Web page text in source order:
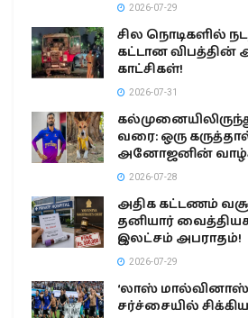
2026-07-29
சில நொடிகளில்
கட்டான விபத்தின்
காட்சிகள்!
2026-07-31
வரை: ஒரு
அனோஜனின்
2026-07-28
அதிக கட்டணம்
தனியார்
இலட்சம் அபராதம்!
2026-07-29
‘லாஸ்
சர்ச்சையில்